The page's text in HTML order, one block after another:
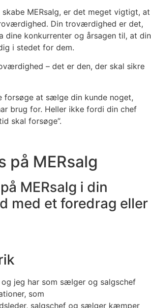
MERsalg, er det meget vigtigt, at
Din troværdighed er det,
dine konkurrenter og årsagen til, at din
i stedet for dem.
– det er den, der skal sikre
forsøge at sælge din kunde noget,
brug for. Heller ikke fordi din chef
skal forsøge”.
på MERsalg
MERsalg i din
med et foredrag eller
jeg har som sælger og salgschef
som
salgschef og sælger kæmper